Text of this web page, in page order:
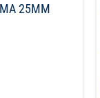
25MM